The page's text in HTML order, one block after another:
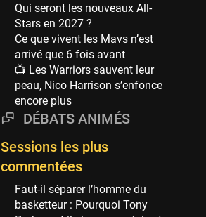
Phoenix Suns
69 sessions
Miami Heat
63 sessions
Los Angeles Clippers
61 sessions
53 sessions
New Orleans Pelicans
53 sessions
Jeux Olympiques
Qui seront les nouveaux All-
Stars en 2027 ?
Ce que vivent les Mavs n’est
arrivé que 6 fois avant
📺 Les Warriors sauvent leur
peau, Nico Harrison s’enfonce
encore plus
DÉBATS ANIMÉS
Sessions les plus
commentées
Faut-il séparer l’homme du
basketteur : Pourquoi Tony